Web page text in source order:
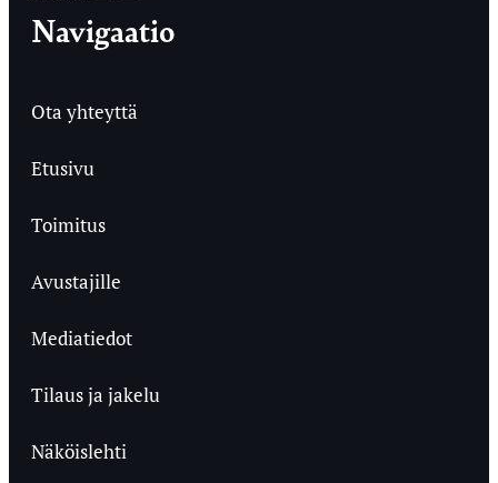
Navigaatio
Ota yhteyttä
Etusivu
Toimitus
Avustajille
Mediatiedot
Tilaus ja jakelu
Näköislehti